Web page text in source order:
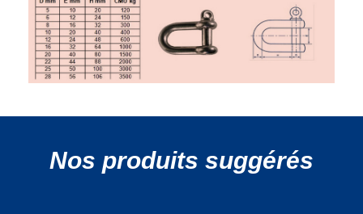
Nos produits suggérés